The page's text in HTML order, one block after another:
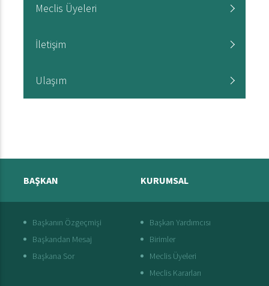
Meclis Üyeleri
İletişim
Ulaşım
BAŞKAN
Başkanın Özgeçmişi
Başkandan Mesaj
Başkana Sor
KURUMSAL
Başkan Yardımcısı
Birimler
Meclis Üyeleri
Meclis Kararları